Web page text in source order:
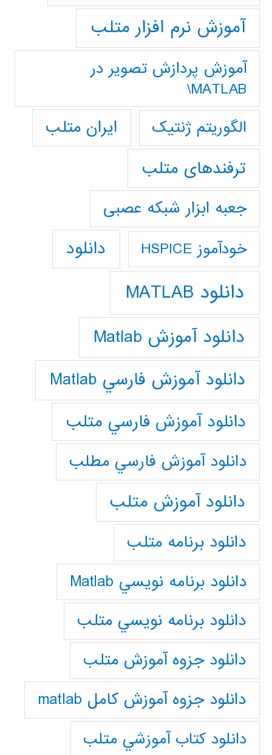
آموزش نرم افزار متلب
آموزش پردازش تصوير در
MATLAB\
الگوریتم ژنتیک
ایران متلب
ترفندهای متلب
جعبه ابزار شبکه عصبی
خودآموز HSPICE دانلود
دانلود MATLAB
دانلود آموزش Matlab
دانلود آموزش فارسي Matlab
دانلود آموزش فارسي متلب
دانلود آموزش فارسي مطلب
دانلود آموزش متلب
دانلود برنامه متلب
دانلود برنامه نويسي Matlab
دانلود برنامه نويسي متلب
دانلود جزوه آموزش متلب
دانلود جزوه آموزش کامل matlab
دانلود كتاب آموزشي متلب